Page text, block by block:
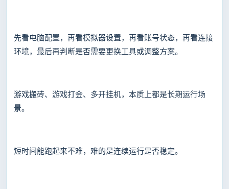
先看电脑配置，再看模拟器设置，再看账号状态，再看连接
环境，最后再判断是否需要更换工具或调整方案。
游戏搬砖、游戏打金、多开挂机，本质上都是长期运行场
景。
短时间能跑起来不难，难的是连续运行是否稳定。